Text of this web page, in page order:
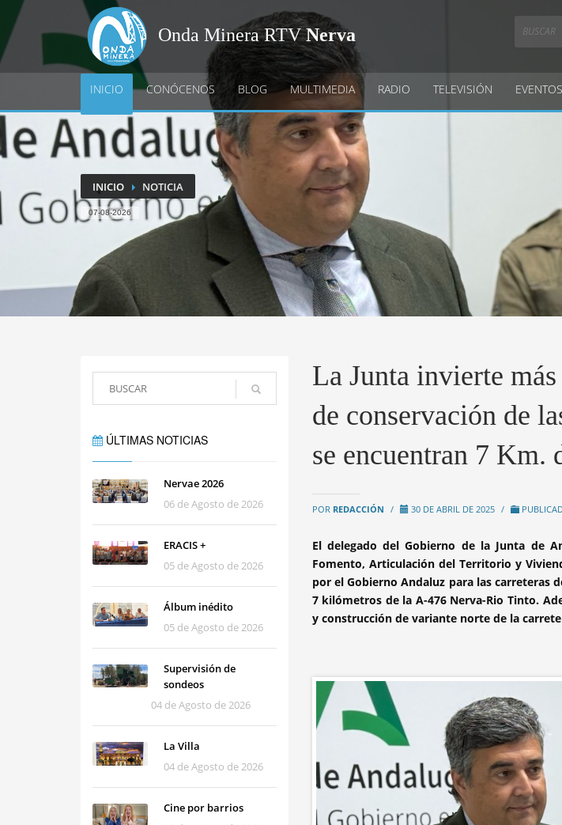
Onda Minera RTVNerva
INICIO CONÓCENOS BLOG MULTIMEDIA RADIO TELEVISIÓN EVENTOS
INICIO NOTICIA
07-08-2026
ÚLTIMAS NOTICIAS
Nervae 2026
06 de Agosto de 2026
ERACIS +
05 de Agosto de 2026
Álbum inédito
05 de Agosto de 2026
Supervisión de
sondeos
04 de Agosto de 2026
La Villa
04 de Agosto de 2026
Cine por barrios
La Junta invierte
de conservación de
se encuentran 7
POR REDACCIÓN / 30 DE ABRIL DE 2025 /
El delegado del Gobierno de la Junta de
Fomento, Articulación del Territorio y
por el Gobierno Andaluz para las carreteras
7 kilómetros de la A-476 Nerva-Rio Tinto.
y construcción de variante norte de la